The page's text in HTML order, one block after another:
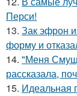
Перси!
13. Зак эфрон
форму и
14. "Меня
рассказала,
15. Идеальная